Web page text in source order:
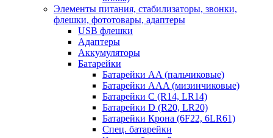
Элементы питания, стабилизаторы, звонки,
флешки, фототовары, адаптеры
USB флешки
Адаптеры
Аккумуляторы
Батарейки
Батарейки AA (пальчиковые)
Батарейки AAA (мизинчиковые)
Батарейки C (R14, LR14)
Батарейки D (R20, LR20)
Батарейки Крона (6F22, 6LR61)
Спец. батарейки